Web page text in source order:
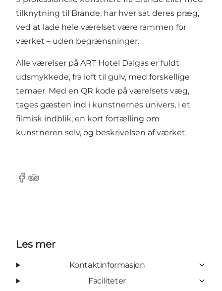
tilknytning til Brande, har hver sat deres præg,
ved at lade hele værelset være rammen for
værket – uden begrænsninger.
Alle værelser på ART Hotel Dalgas er fuldt
udsmykkede, fra loft til gulv, med forskellige
temaer. Med en QR kode på værelsets væg,
tages gæsten ind i kunstnernes univers, i et
filmisk indblik, en kort fortælling om
kunstneren selv, og beskrivelsen af værket.
Facebook
TripAdvisor
Les mer
Kontaktinformasjon
Faciliteter